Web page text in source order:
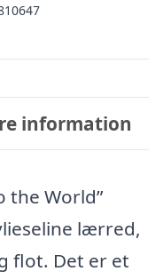
information
the World”
lærred,
flot. Det er et